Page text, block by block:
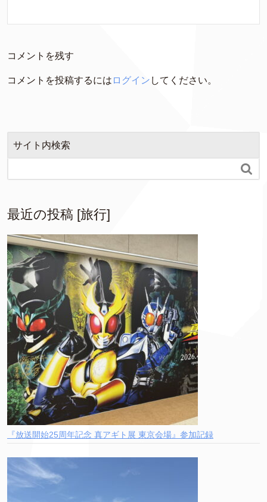
コメントを残す
コメントを投稿するには ログイン してください。
サイト内検索

最近の投稿 [旅行]
『放送開始25周年記念 真アギト展 東京会場』参加記録